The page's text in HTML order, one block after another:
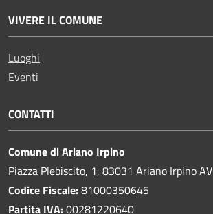
VIVERE IL COMUNE
Luoghi
Eventi
CONTATTI
Comune di Ariano Irpino
Piazza Plebiscito, 1, 83031 Ariano Irpino AV
Codice Fiscale:81000350645
Partita IVA:00281220640